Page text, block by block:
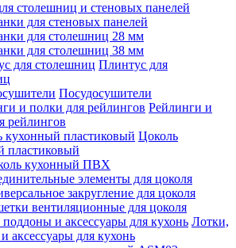
столешниц и стеновых панелей
для стеновых панелей
для столешниц 28 мм
для столешниц 38 мм
Плинтус для
Посудосушители
Рейлинги и
рейлингов
Цоколь
пластиковый
кухонный ПВХ
элементы для цоколя
закругление для цоколя
вентиляционные для цоколя
Лотки,
аксессуары для кухонь